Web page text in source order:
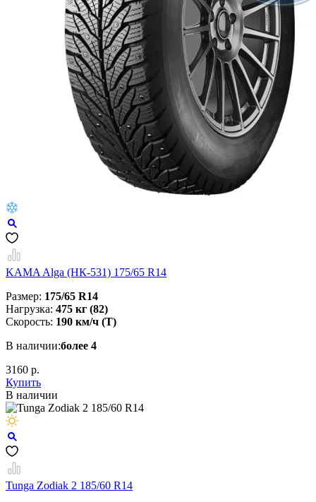
KAMA Alga (НК-531) 175/65 R14
Размер: 175/65 R14
Нагрузка: 475 кг (82)
Скорость: 190 км/ч (T)
В наличии:более 4
3160 р.
Купить
В наличии
Tunga Zodiak 2 185/60 R14